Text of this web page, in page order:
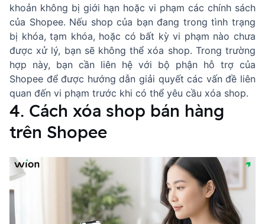
khoản không bị giới hạn hoặc vi phạm các chính sách
của Shopee. Nếu shop của bạn đang trong tình trạng
bị khóa, tạm khóa, hoặc có bất kỳ vi phạm nào chưa
được xử lý, bạn sẽ không thể xóa shop. Trong trường
hợp này, bạn cần liên hệ với bộ phận hỗ trợ của
Shopee để được hướng dẫn giải quyết các vấn đề liên
quan đến vi phạm trước khi có thể yêu cầu xóa shop.
4. Cách xóa shop bán hàng
trên Shopee